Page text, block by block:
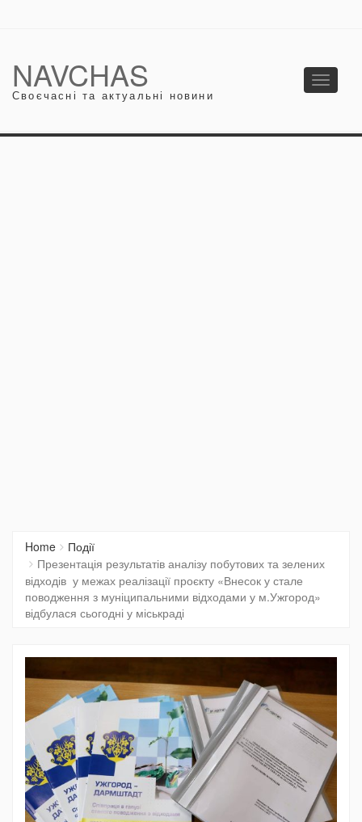
NAVCHAS
Своєчасні та актуальні новини
Toggle
Home
Події
Презентація результатів аналізу побутових та зелених
відходів у межах реалізації проєкту «Внесок у стале
поводження з муніципальними відходами у м.Ужгород»
відбулася сьогодні у міськраді